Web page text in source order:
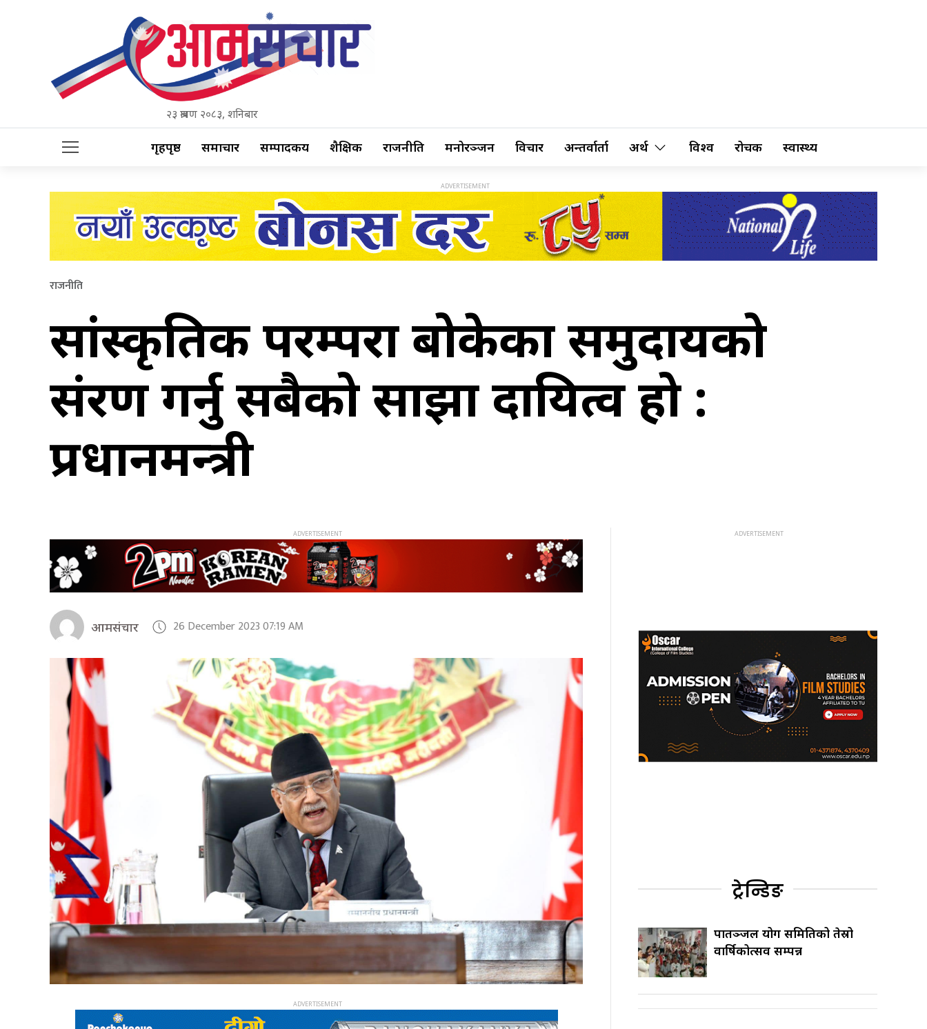
२३ श्रावण २०८३, शनिबार
गृहपृष्ठ समाचार सम्पादकीय शैक्षिक राजनीति मनोरञ्जन विचार अन्तर्वार्ता अर्थ विश्व रोचक स्वास्थ्य
राजनीति
सांस्कृतिक परम्परा बोकेका समुदायको
संरक्षण गर्नु सबैको साझा दायित्व हो :
प्रधानमन्त्री
आमसंचार 26 December 2023 07:19 AM
ट्रेन्डिङ
पातञ्जल योग समितिको तेस्रो
वार्षिकोत्सव सम्पन्न